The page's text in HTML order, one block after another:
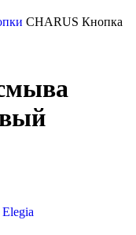
CHARUS Кнопка